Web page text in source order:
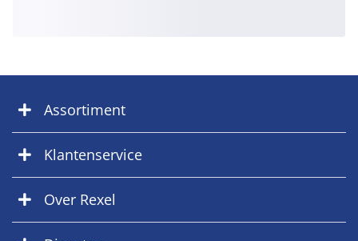
Assortiment
Klantenservice
Over Rexel